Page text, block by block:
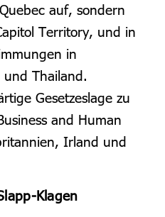
auf, sondern
Territory, und in
in
Thailand.
Gesetzeslage zu
and Human
Irland und
Klagen